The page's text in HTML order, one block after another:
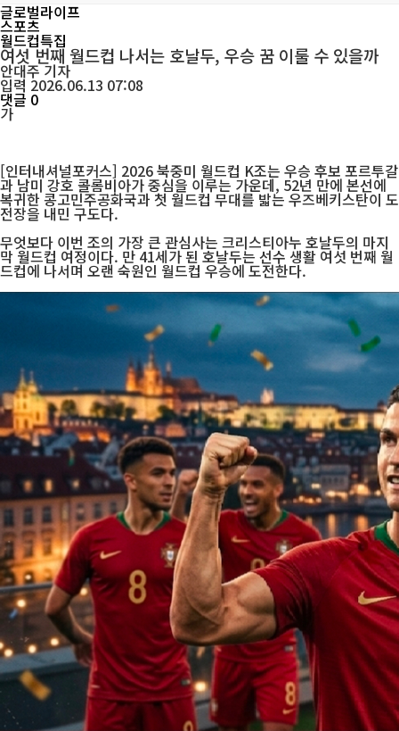
글로벌라이프
스포츠
월드컵특집
여섯 번째 월드컵 나서는 호날두, 우승 꿈 이룰 수 있을까
안대주기자
입력 2026.06.13 07:08
댓글 0
가
[인터내셔널포커스] 2026 북중미 월드컵 K조는 우승 후보 포르투갈
과 남미 강호 콜롬비아가 중심을 이루는 가운데, 52년 만에 본선에
복귀한 콩고민주공화국과 첫 월드컵 무대를 밟는 우즈베키스탄이 도
전장을 내민 구도다.
무엇보다 이번 조의 가장 큰 관심사는 크리스티아누 호날두의 마지
막 월드컵 여정이다. 만 41세가 된 호날두는 선수 생활 여섯 번째 월
드컵에 나서며 오랜 숙원인 월드컵 우승에 도전한다.